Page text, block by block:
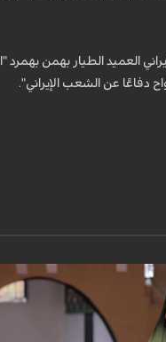
العميد الطيار بهمن بهمرد
دفاعًا عن الشعب الإيراني".